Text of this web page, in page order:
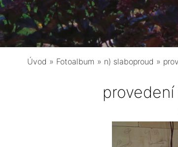
Úvod » Fotoalbum » n) slaboproud »